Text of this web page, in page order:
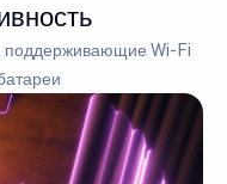
поддерживающие Wi-Fi